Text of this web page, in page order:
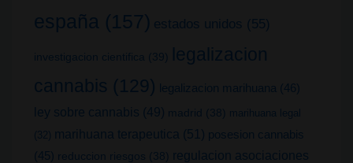
españa (157) estados unidos (55)
investigacion cientifica (39)
legalizacion
cannabis (129) legalizacion marihuana (46)
ley sobre cannabis (49) madrid (38)
marihuana legal
(32)
marihuana terapeutica (51) posesion cannabis
(45) reduccion riesgos (38)
regulacion asociaciones